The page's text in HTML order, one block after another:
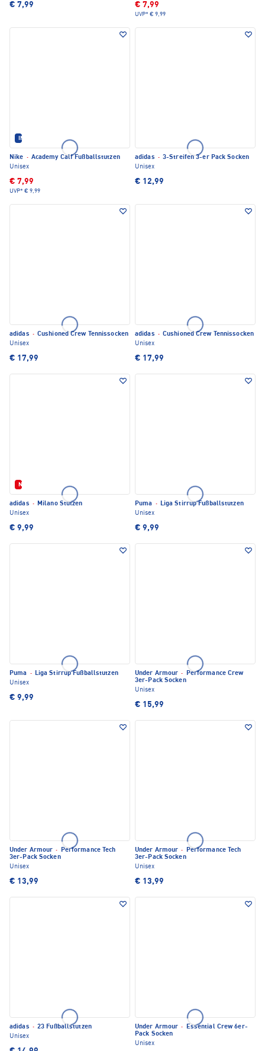
€ 7,99 € 7,99
UVP* € 9,99
IM SET ERHÄLTLICH
Nike · Academy Calf Fußballstutzen
Unisex
€ 7,99
UVP* € 9,99
adidas · 3-Streifen 3-er Pack Socken
Unisex
€ 12,99
adidas · Cushioned Crew Tennissocken
Unisex
€ 17,99
adidas · Cushioned Crew Tennissocken
Unisex
€ 17,99
Neu
adidas · Milano Stutzen
Unisex
€ 9,99
Puma · Liga Stirrup Fußballstutzen
Unisex
€ 9,99
Puma · Liga Stirrup Fußballstutzen
Unisex
€ 9,99
Under Armour ·
Performance Crew
3er-Pack Socken
Unisex
€ 15,99
Under Armour ·
Performance Tech
3er-Pack Socken
Unisex
€ 13,99
Under Armour ·
Performance Tech
3er-Pack Socken
Unisex
€ 13,99
adidas · 23 Fußballstutzen
Unisex
Under Armour ·
Essential Crew 6er-
Pack Socken
Unisex